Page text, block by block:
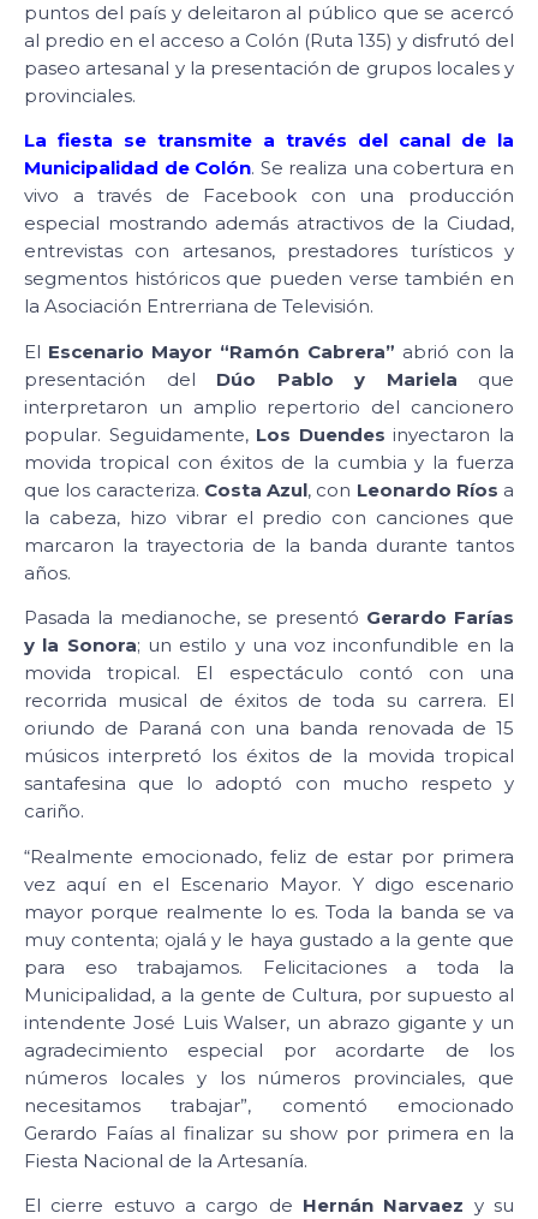
puntos del país y deleitaron al público que se acercó
al predio en el acceso a Colón (Ruta 135) y disfrutó del
paseo artesanal y la presentación de grupos locales y
provinciales.
La fiesta se transmite a través del canal de la
Municipalidad de Colón. Se realiza una cobertura en
vivo a través de Facebook con una producción
especial mostrando además atractivos de la Ciudad,
entrevistas con artesanos, prestadores turísticos y
segmentos históricos que pueden verse también en
la Asociación Entrerriana de Televisión.
El Escenario Mayor “Ramón Cabrera” abrió con la
presentación del Dúo Pablo y Mariela que
interpretaron un amplio repertorio del cancionero
popular. Seguidamente, Los Duendes inyectaron la
movida tropical con éxitos de la cumbia y la fuerza
que los caracteriza. Costa Azul, con Leonardo Ríos a
la cabeza, hizo vibrar el predio con canciones que
marcaron la trayectoria de la banda durante tantos
años.
Pasada la medianoche, se presentó Gerardo Farías
y la Sonora; un estilo y una voz inconfundible en la
movida tropical. El espectáculo contó con una
recorrida musical de éxitos de toda su carrera. El
oriundo de Paraná con una banda renovada de 15
músicos interpretó los éxitos de la movida tropical
santafesina que lo adoptó con mucho respeto y
cariño.
“Realmente emocionado, feliz de estar por primera
vez aquí en el Escenario Mayor. Y digo escenario
mayor porque realmente lo es. Toda la banda se va
muy contenta; ojalá y le haya gustado a la gente que
para eso trabajamos. Felicitaciones a toda la
Municipalidad, a la gente de Cultura, por supuesto al
intendente José Luis Walser, un abrazo gigante y un
agradecimiento especial por acordarte de los
números locales y los números provinciales, que
necesitamos trabajar”, comentó emocionado
Gerardo Faías al finalizar su show por primera en la
Fiesta Nacional de la Artesanía.
El cierre estuvo a cargo de Hernán Narvaez y su